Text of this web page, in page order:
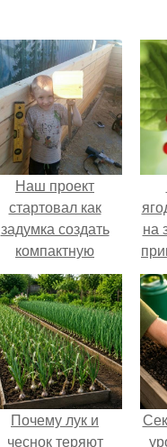
Наш проект
стартовал как
задумка создать
компактную
беседку для
отдыха.
на
Почему лук и
чеснок теряют